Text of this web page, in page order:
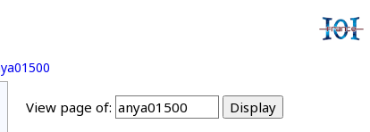
View page of: